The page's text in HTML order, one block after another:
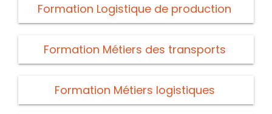
Formation Logistique de production
Formation Métiers des transports
Formation Métiers logistiques